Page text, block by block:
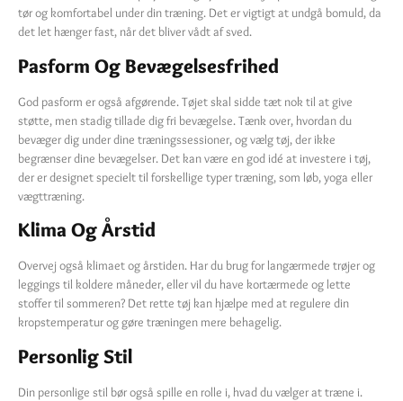
tør og komfortabel under din træning. Det er vigtigt at undgå bomuld, da
det let hænger fast, når det bliver vådt af sved.
Pasform Og Bevægelsesfrihed
God pasform er også afgørende. Tøjet skal sidde tæt nok til at give
støtte, men stadig tillade dig fri bevægelse. Tænk over, hvordan du
bevæger dig under dine træningssessioner, og vælg tøj, der ikke
begrænser dine bevægelser. Det kan være en god idé at investere i tøj,
der er designet specielt til forskellige typer træning, som løb, yoga eller
vægttræning.
Klima Og Årstid
Overvej også klimaet og årstiden. Har du brug for langærmede trøjer og
leggings til koldere måneder, eller vil du have kortærmede og lette
stoffer til sommeren? Det rette tøj kan hjælpe med at regulere din
kropstemperatur og gøre træningen mere behagelig.
Personlig Stil
Din personlige stil bør også spille en rolle i, hvad du vælger at træne i.